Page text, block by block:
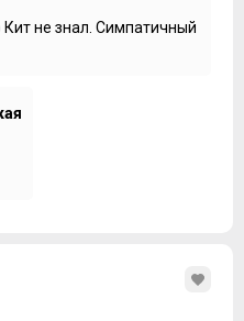
не знал. Симпатичный